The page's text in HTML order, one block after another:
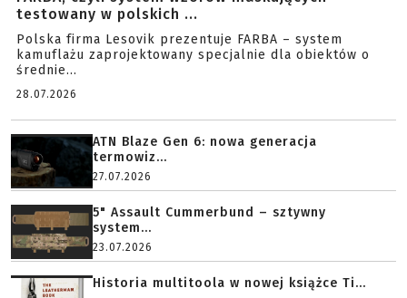
testowany w polskich ...
Polska firma Lesovik prezentuje FARBA – system
kamuflażu zaprojektowany specjalnie dla obiektów o
średnie...
28.07.2026
ATN Blaze Gen 6: nowa generacja
termowiz...
27.07.2026
5" Assault Cummerbund – sztywny
system...
23.07.2026
Historia multitoola w nowej książce Ti...